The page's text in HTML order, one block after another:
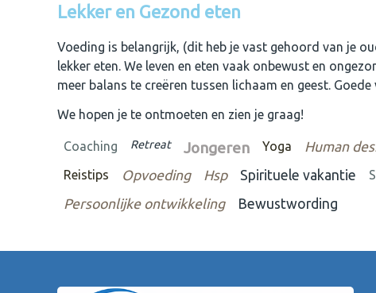
Lekker en Gezond eten
Voeding is belangrijk, (dit heb je vast gehoord van je
lekker eten. We leven en eten vaak onbewust en
meer balans te creëren tussen lichaam en geest.
We hopen je te ontmoeten en zien je graag!
Coaching Retreat Jongeren Yoga Human
Reistips Opvoeding Hsp Spirituele vakantie
Persoonlijke ontwikkeling
Bewustwording